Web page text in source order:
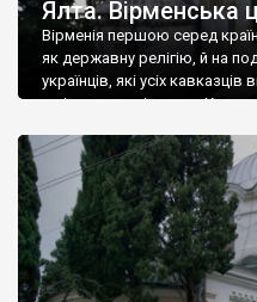
Ялта. Вірменська
Вірменія першою серед
як державну релігію, й на
українців, які усіх
є відданими вірянами Христа